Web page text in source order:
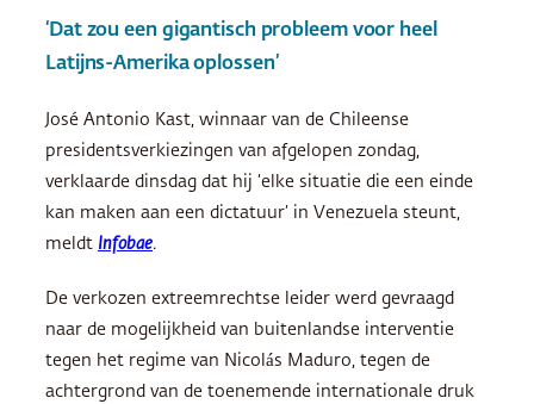
‘Dat zou een gigantisch probleem voor heel
Latijns-Amerika oplossen’
José Antonio Kast, winnaar van de Chileense
presidentsverkiezingen van afgelopen zondag,
verklaarde dinsdag dat hij ‘elke situatie die een einde
kan maken aan een dictatuur’ in Venezuela steunt,
meldt Infobae.
De verkozen extreemrechtse leider werd gevraagd
naar de mogelijkheid van buitenlandse interventie
tegen het regime van Nicolás Maduro, tegen de
achtergrond van de toenemende internationale druk